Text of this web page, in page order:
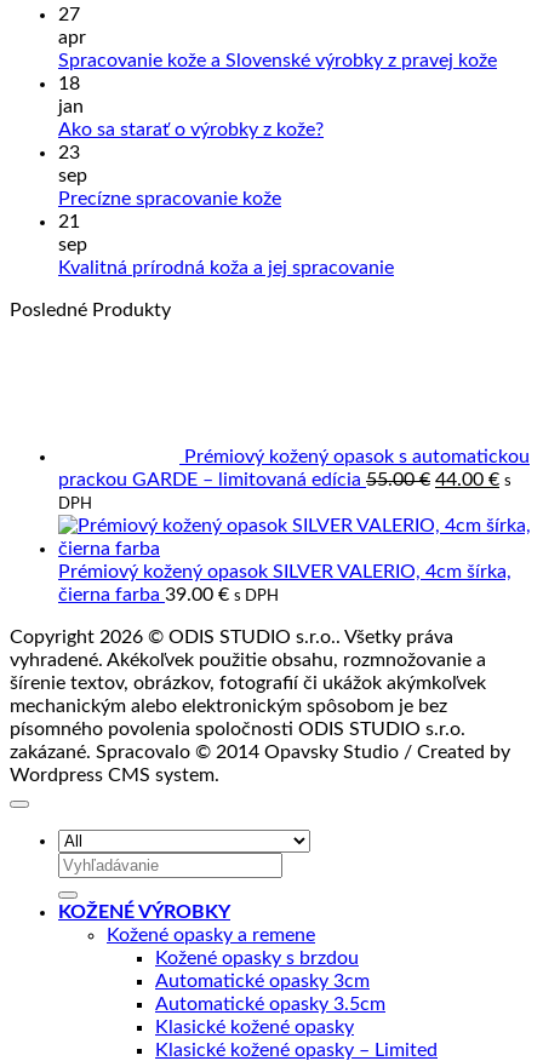
27
apr
Spracovanie kože a Slovenské výrobky z pravej kože
18
jan
Ako sa starať o výrobky z kože?Žiadne
o
23
sep
Precízne spracovanie kožeŽiadne
Precízne
21
sep
Kvalitná prírodná koža a jej spracovanieŽiadne
spracovanie
Posledné Produkty
Prémiový kožený opasok s automatickou
prackou GARDE – limitovaná edícia 55.00€ Pôvodná
bola:
44.00 €
je:
s
DPH
Prémiový kožený opasok SILVER VALERIO, 4cm šírka,
čierna farba 39.00 € s DPH
Copyright 2026 © ODIS STUDIO s.r.o.. Všetky práva
vyhradené. Akékoľvek použitie obsahu, rozmnožovanie a
šírenie textov, obrázkov, fotografií či ukážok akýmkoľvek
mechanickým alebo elektronickým spôsobom je bez
písomného povolenia spoločnosti ODIS STUDIO s.r.o.
zakázané. Spracovalo © 2014 Opavsky Studio / Created by
Wordpress CMS system.
Hľadať:
KOŽENÉ VÝROBKY
Kožené opasky a remene
Kožené opasky s brzdou
Automatické opasky 3cm
Automatické opasky 3.5cm
Klasické kožené opasky
Klasické kožené opasky – Limited